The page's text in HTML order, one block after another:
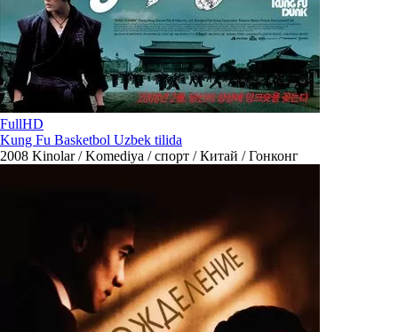
FullHD
Kung Fu Basketbol Uzbek tilida
2008 Kinolar / Komediya / спорт / Китай / Гонконг